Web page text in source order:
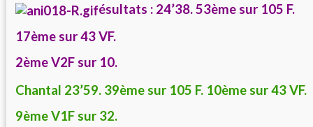
ésultats : 24’38. 53ème sur 105 F.
17ème sur 43 VF.
2ème V2F sur 10.
Chantal 23’59. 39ème sur 105 F. 10ème sur 43 VF.
9ème V1F sur 32.